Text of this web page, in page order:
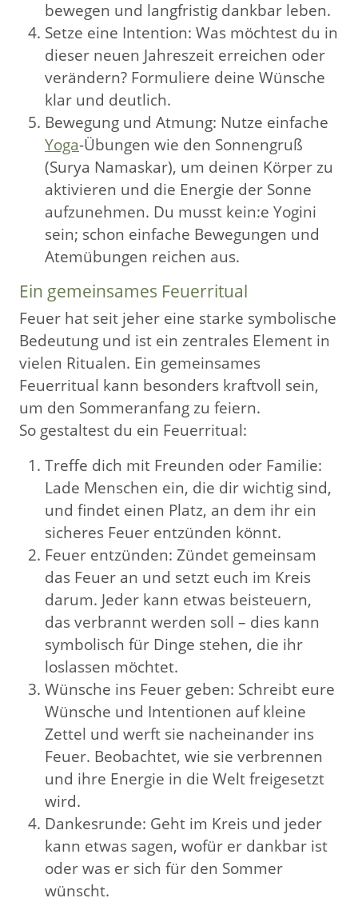
bewegen und langfristig dankbar leben.
Setze eine Intention: Was möchtest du in
dieser neuen Jahreszeit erreichen oder
verändern? Formuliere deine Wünsche
klar und deutlich.
Bewegung und Atmung: Nutze einfache
Yoga-Übungen wie den Sonnengruß
(Surya Namaskar), um deinen Körper zu
aktivieren und die Energie der Sonne
aufzunehmen. Du musst kein:e Yogini
sein; schon einfache Bewegungen und
Atemübungen reichen aus.
Ein gemeinsames Feuerritual
Feuer hat seit jeher eine starke symbolische
Bedeutung und ist ein zentrales Element in
vielen Ritualen. Ein gemeinsames
Feuerritual kann besonders kraftvoll sein,
um den Sommeranfang zu feiern.
So gestaltest du ein Feuerritual:
Treffe dich mit Freunden oder Familie:
Lade Menschen ein, die dir wichtig sind,
und findet einen Platz, an dem ihr ein
sicheres Feuer entzünden könnt.
Feuer entzünden: Zündet gemeinsam
das Feuer an und setzt euch im Kreis
darum. Jeder kann etwas beisteuern,
das verbrannt werden soll – dies kann
symbolisch für Dinge stehen, die ihr
loslassen möchtet.
Wünsche ins Feuer geben: Schreibt eure
Wünsche und Intentionen auf kleine
Zettel und werft sie nacheinander ins
Feuer. Beobachtet, wie sie verbrennen
und ihre Energie in die Welt freigesetzt
wird.
Dankesrunde: Geht im Kreis und jeder
kann etwas sagen, wofür er dankbar ist
oder was er sich für den Sommer
wünscht.